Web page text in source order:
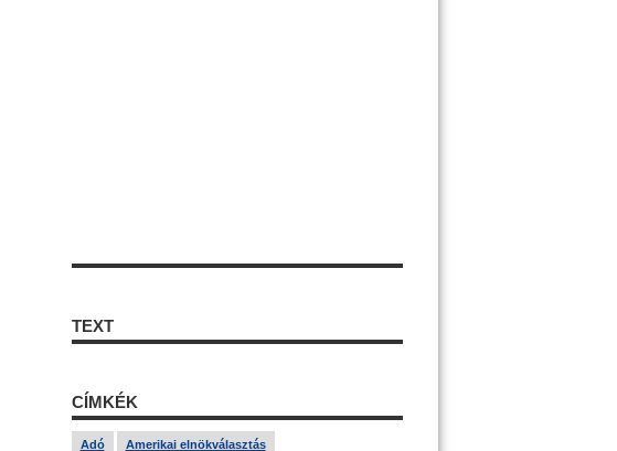
TEXT
CÍMKÉK
Adó Amerikai elnökválasztás